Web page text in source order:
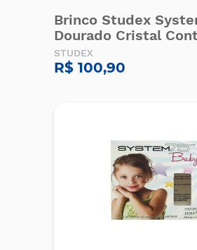
Brinco Studex
Dourado Cristal
STUDEX
R$ 100,90